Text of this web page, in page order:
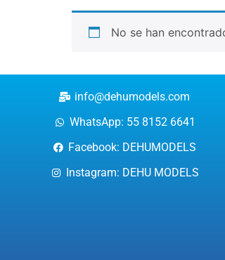
No se han
info@dehumodels.com
WhatsApp: 55 8152 6641
Facebook: DEHUMODELS
Instagram: DEHU MODELS